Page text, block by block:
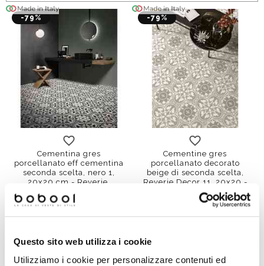
Questo sito web utilizza i cookie
Utilizziamo i cookie per personalizzare contenuti ed
-79%
Cementina gres
porcellanato eff cementina
seconda scelta, nero 1,
20x20 cm - Reverie,
Unicom Starker
€ 19,91/MQ
-79%
Cementine gres
porcellanato decorato
beige di seconda scelta,
Reverie Decor 11, 20x20 -
Unicom Starker
€ 19,91/MQ
-79%